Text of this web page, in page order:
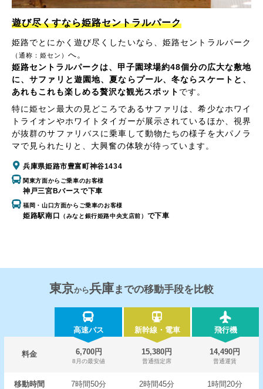
遊び尽くすなら姫路セントラルパーク
姫路でとにかく遊び尽くしたいなら、姫路セントラルパーク
（通称：姫セン） へ。
姫路セントラルパークは、甲子園球場約48個分の広大な敷地
に、サファリと遊園地、夏ならプール、冬ならスケートと、
あれもこれも楽しめる贅沢な観光スポット です。
特に姫セン最大の見どころであるサファリは、希少なホワイ
トライオンやホワイトタイガーが展示されているほか、視界
が抜群のサファリバスに乗車して動物たちの様子を大パノラ
マで見られたりと、大興奮の体験が待っています。
兵庫県姫路市豊富町神谷1434
関東方面からご乗車のお客様
神戸三宮Bバースで下車
福岡・山口方面からご乗車のお客様
姫路駅南口 （みなと銀行姫路中央支店前） で下車
東京から兵庫までの移動手段を比較
高速バス 新幹線・電車 飛行機
料金 6,700円
8月の最安値
15,380円
普通指定席
14,490円
普通運賃
移動時間 7時間50分 2時間45分 1時間20分